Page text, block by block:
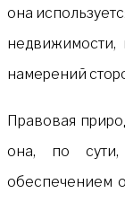
она
недвижимости,
намерений
Правовая
она, по сути,
обеспечением